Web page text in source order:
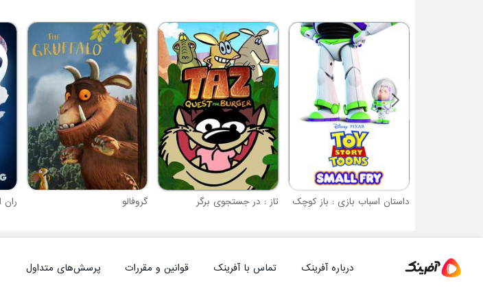
داستان اسباب بازی : باز کوچک تاز : در جستجوی برگر گروفالو ران
درباره آفرینک تماس با آفرینک قوانین و مقررات پرسش‌های متداول